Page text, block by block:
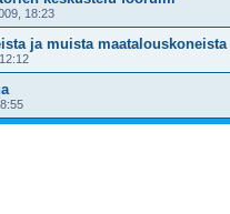
18:23
ja muista maatalouskoneista